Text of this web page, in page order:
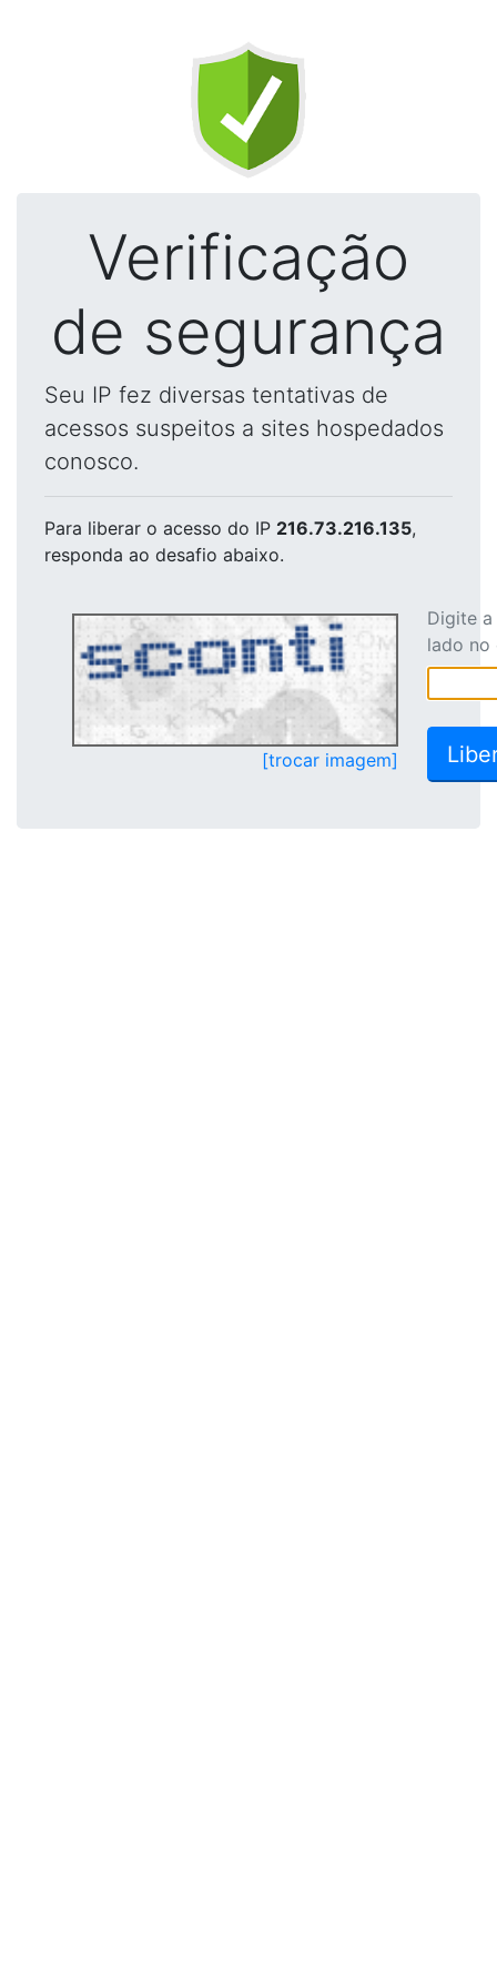
Verificação
de segurança
Seu IP fez diversas tentativas de
acessos suspeitos a sites hospedados
conosco.
Para liberar o acesso do IP 216.73.216.135,
responda ao desafio abaixo.
[trocar imagem]
Digite
lado no